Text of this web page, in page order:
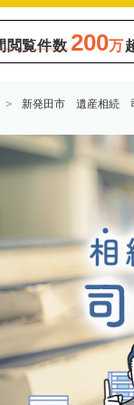
閲覧件数 200万
新発田市 遺産相続